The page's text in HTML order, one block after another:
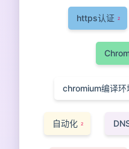
https认证 2
chromium编译环
自动化 2